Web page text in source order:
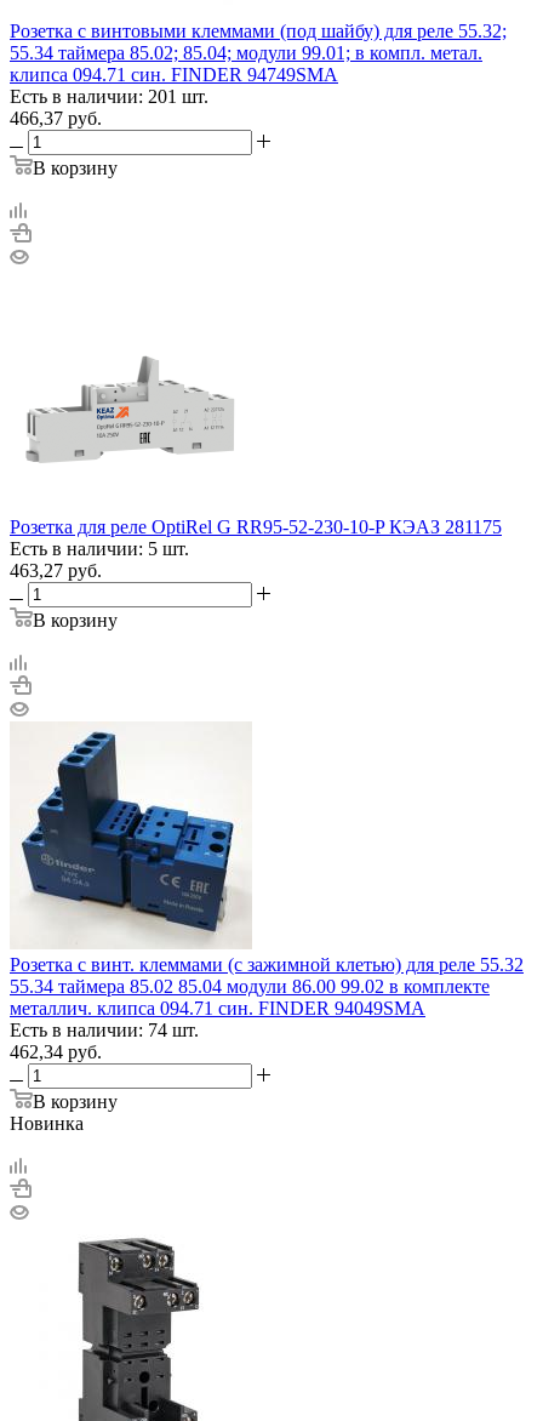
Розетка с винтовыми клеммами (под шайбу) для реле 55.32;
55.34 таймера 85.02; 85.04; модули 99.01; в компл. метал.
клипса 094.71 син. FINDER 94749SMA
Есть в наличии: 201 шт.
466,37 руб.
В корзину
Розетка для реле OptiRel G RR95-52-230-10-P КЭАЗ 281175
Есть в наличии: 5 шт.
463,27 руб.
В корзину
Розетка с винт. клеммами (с зажимной клетью) для реле 55.32
55.34 таймера 85.02 85.04 модули 86.00 99.02 в комплекте
металлич. клипса 094.71 син. FINDER 94049SMA
Есть в наличии: 74 шт.
462,34 руб.
В корзину
Новинка